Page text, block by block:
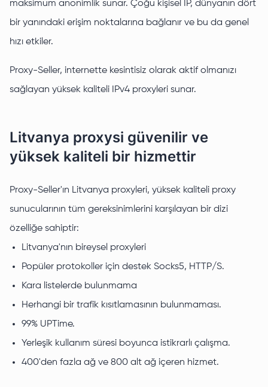
maksimum anonimlik sunar. Çoğu kişisel IP, dünyanın dört
bir yanındaki erişim noktalarına bağlanır ve bu da genel
hızı etkiler.
Proxy-Seller, internette kesintisiz olarak aktif olmanızı
sağlayan yüksek kaliteli IPv4 proxyleri sunar.
Litvanya proxysi güvenilir ve
yüksek kaliteli bir hizmettir
Proxy-Seller'ın Litvanya proxyleri, yüksek kaliteli proxy
sunucularının tüm gereksinimlerini karşılayan bir dizi
özelliğe sahiptir:
Litvanya'nın bireysel proxyleri
Popüler protokoller için destek Socks5, HTTP/S.
Kara listelerde bulunmama
Herhangi bir trafik kısıtlamasının bulunmaması.
99% UPTime.
Yerleşik kullanım süresi boyunca istikrarlı çalışma.
400'den fazla ağ ve 800 alt ağ içeren hizmet.